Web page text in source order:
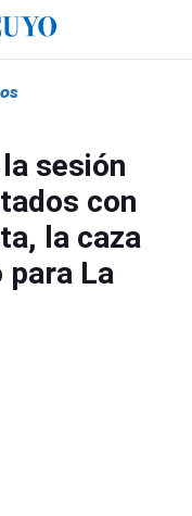
sesión
con
la caza
para La